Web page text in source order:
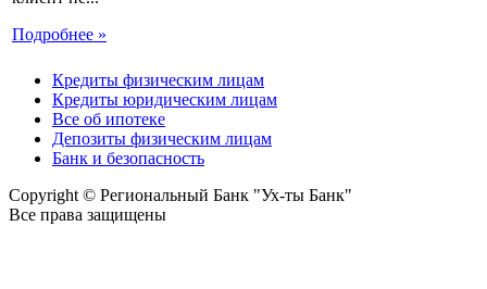
Подробнее »
Кредиты физическим лицам
Кредиты юридическим лицам
Все об ипотеке
Депозиты физическим лицам
Банк и безопасность
Copyright © Региональный Банк "Ух-ты Банк"
Все права защищены